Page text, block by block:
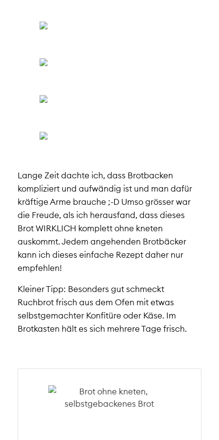
Lange Zeit dachte ich, dass Brotbacken
kompliziert und aufwändig ist und man dafür
kräftige Arme brauche ;-D Umso grösser war
die Freude, als ich herausfand, dass dieses
Brot WIRKLICH komplett ohne kneten
auskommt. Jedem angehenden Brotbäcker
kann ich dieses einfache Rezept daher nur
empfehlen!
Kleiner Tipp: Besonders gut schmeckt
Ruchbrot frisch aus dem Ofen mit etwas
selbstgemachter Konfitüre oder Käse. Im
Brotkasten hält es sich mehrere Tage frisch.